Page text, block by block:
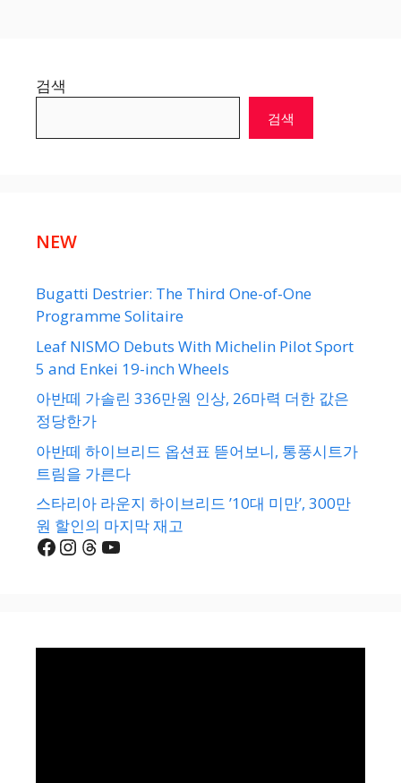
검색
검색
NEW
Bugatti Destrier: The Third One-of-One
Programme Solitaire
Leaf NISMO Debuts With Michelin Pilot Sport
5 and Enkei 19-inch Wheels
아반떼 가솔린 336만원 인상, 26마력 더한 값은
정당한가
아반떼 하이브리드 옵션표 뜯어보니, 통풍시트가
트림을 가른다
스타리아 라운지 하이브리드 ’10대 미만’, 300만
원 할인의 마지막 재고
Facebook
Instagram
Threads
YouTube